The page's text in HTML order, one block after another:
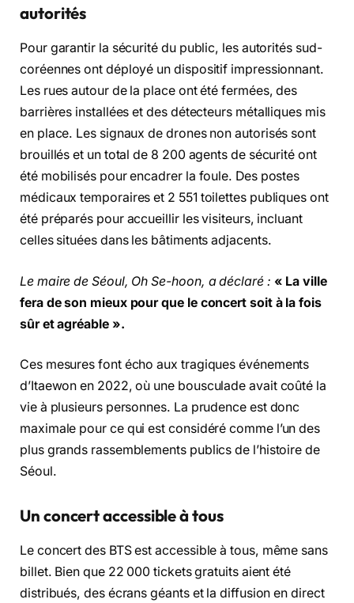
autorités
Pour garantir la sécurité du public, les autorités sud-
coréennes ont déployé un dispositif impressionnant.
Les rues autour de la place ont été fermées, des
barrières installées et des détecteurs métalliques mis
en place. Les signaux de drones non autorisés sont
brouillés et un total de 8 200 agents de sécurité ont
été mobilisés pour encadrer la foule. Des postes
médicaux temporaires et 2 551 toilettes publiques ont
été préparés pour accueillir les visiteurs, incluant
celles situées dans les bâtiments adjacents.
Le maire de Séoul, Oh Se-hoon, a déclaré : « La ville
fera de son mieux pour que le concert soit à la fois
sûr et agréable ».
Ces mesures font écho aux tragiques événements
d’Itaewon en 2022, où une bousculade avait coûté la
vie à plusieurs personnes. La prudence est donc
maximale pour ce qui est considéré comme l’un des
plus grands rassemblements publics de l’histoire de
Séoul.
Un concert accessible à tous
Le concert des BTS est accessible à tous, même sans
billet. Bien que 22 000 tickets gratuits aient été
distribués, des écrans géants et la diffusion en direct